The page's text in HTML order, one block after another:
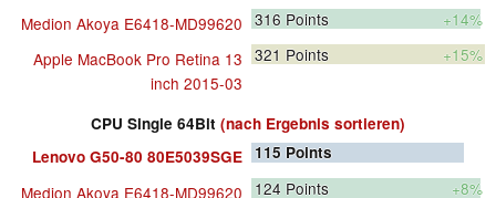
Medion Akoya E6418-MD99620 316 Points
+14%
Apple MacBook Pro Retina 13
inch 2015-03
321 Points +15%
CPU Single 64Bit (nach Ergebnis sortieren)
Lenovo G50-80 80E5039SGE
115 Points
Medion Akoya E6418-MD99620 124 Points +8%